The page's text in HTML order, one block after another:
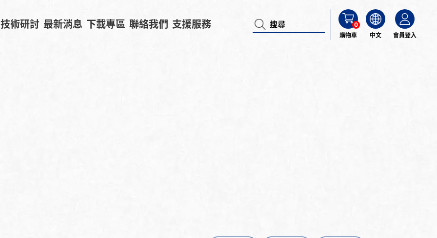
技術研討 最新消息 下載專區 聯絡我們 支援服務
0
購物車
中文 會員登入